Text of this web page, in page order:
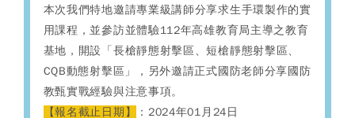
本次我們特地邀請專業級講師分享求生手環製作的實
用課程，並參訪並體驗112年高雄教育局主導之教育
基地，開設「長槍靜態射擊區、短槍靜態射擊區、
CQB動態射擊區」，另外邀請正式國防老師分享國防
教甄實戰經驗與注意事項。
【報名截止日期】
：2024年01月24日